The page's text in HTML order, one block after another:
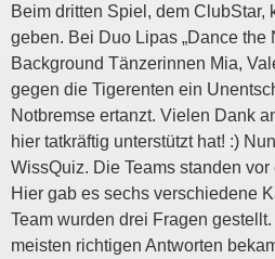
Beim dritten Spiel, dem ClubStar,
geben. Bei Duo Lipas „Dance the
Background Tänzerinnen Mia,
gegen die Tigerenten ein
Notbremse ertanzt. Vielen Dank
hier tatkräftig unterstützt hat! :)
WissQuiz. Die Teams standen
Hier gab es sechs verschiedene
Team wurden drei Fragen
meisten richtigen Antworten